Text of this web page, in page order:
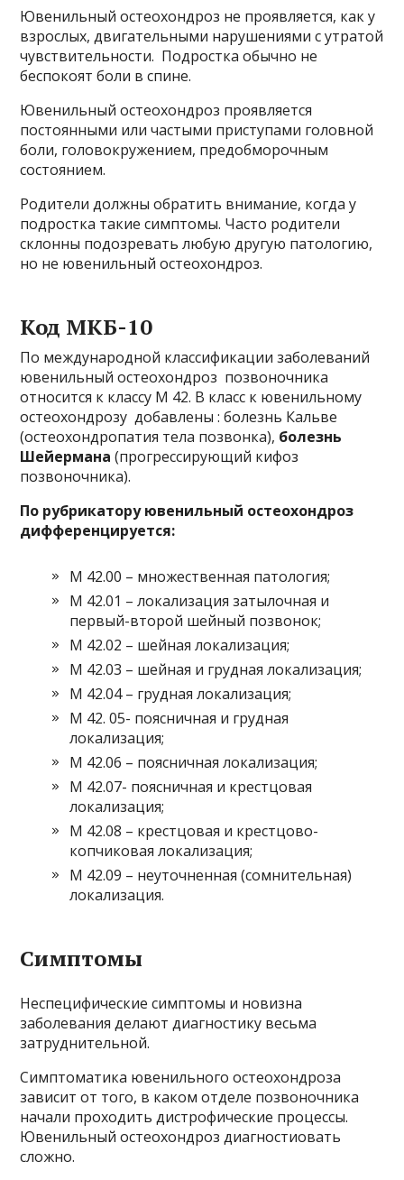
Ювенильный остеохондроз не проявляется, как у
взрослых, двигательными нарушениями с утратой
чувствительности. Подростка обычно не
беспокоят боли в спине.
Ювенильный остеохондроз проявляется
постоянными или частыми приступами головной
боли, головокружением, предобморочным
состоянием.
Родители должны обратить внимание, когда у
подростка такие симптомы. Часто родители
склонны подозревать любую другую патологию,
но не ювенильный остеохондроз.
Код МКБ-10
По международной классификации заболеваний
ювенильный остеохондроз позвоночника
относится к классу М 42. В класс к ювенильному
остеохондрозу добавлены : болезнь Кальве
(остеохондропатия тела позвонка), болезнь
Шейермана (прогрессирующий кифоз
позвоночника).
По рубрикатору ювенильный остеохондроз
дифференцируется:
М 42.00 – множественная патология;
М 42.01 – локализация затылочная и
первый-второй шейный позвонок;
М 42.02 – шейная локализация;
М 42.03 – шейная и грудная локализация;
М 42.04 – грудная локализация;
М 42. 05- поясничная и грудная
локализация;
М 42.06 – поясничная локализация;
М 42.07- поясничная и крестцовая
локализация;
М 42.08 – крестцовая и крестцово-
копчиковая локализация;
М 42.09 – неуточненная (сомнительная)
локализация.
Симптомы
Неспецифические симптомы и новизна
заболевания делают диагностику весьма
затруднительной.
Симптоматика ювенильного остеохондроза
зависит от того, в каком отделе позвоночника
начали проходить дистрофические процессы.
Ювенильный остеохондроз диагностиовать
сложно.